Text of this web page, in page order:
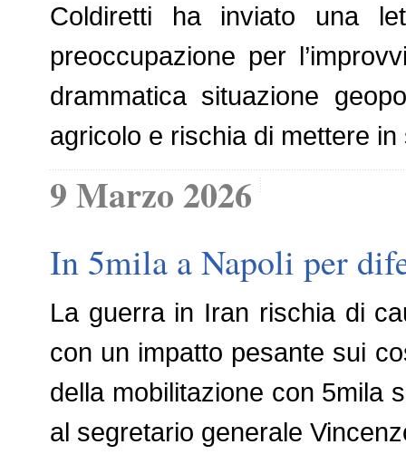
Coldiretti ha inviato una
preoccupazione per
drammatica situazione
agricolo e rischia di mettere
9 Marzo 2026
In 5mila a Napoli per
La guerra in Iran rischia di
con un impatto pesante sui
della mobilitazione con 5mila
al segretario generale